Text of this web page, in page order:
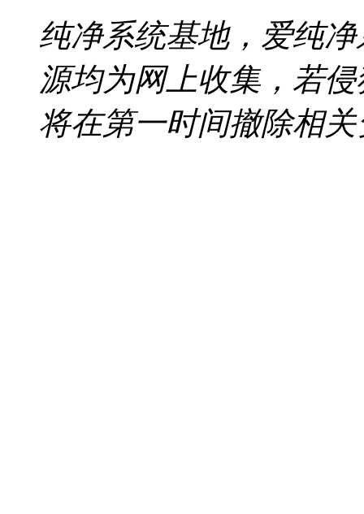
纯净系统基地，爱纯
源均为网上收集，若
将在第一时间撤除相